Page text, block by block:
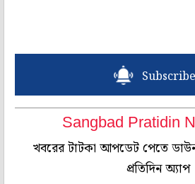
Subscribe
Sangbad Pratidin
খবরের টাটকা আপডেট পেতে
প্রতিদিন অ্যাপ